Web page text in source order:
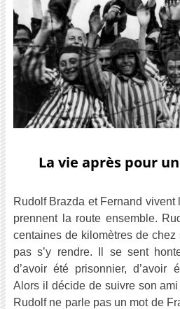
La vie après pour
Rudolf Brazda et Fernand
prennent la route ensemble.
centaines de kilomètres de
pas s’y rendre. Il se sent
d’avoir été prisonnier, d’avoir
Alors il décide de suivre son
Rudolf ne parle pas un mot de